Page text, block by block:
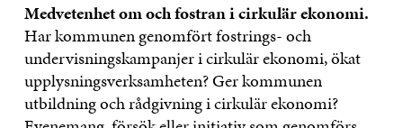
Medvetenhet om och fostran i cirkulär ekonomi.
Har kommunen genomfört fostrings- och
undervisningskampanjer i cirkulär ekonomi, ökat
upplysningsverksamheten? Ger kommunen
utbildning och rådgivning i cirkulär ekonomi?